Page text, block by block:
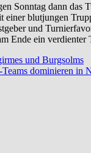
Sonntag dann das
blutjungen
und
Ende ein
und Burgsolms
dominieren